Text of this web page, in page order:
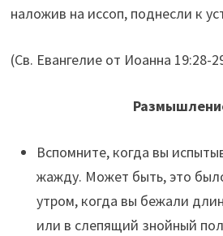
наложив на иссоп, поднесли к
(Св. Евангелие от Иоанна 19:28-
Вспомните, когда вы
жажду. Может быть, это
утром, когда вы бежали
или в слепящий знойный